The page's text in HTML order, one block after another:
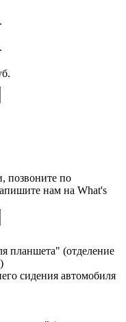
позвоните по
нам на What's
сидения автомобиля